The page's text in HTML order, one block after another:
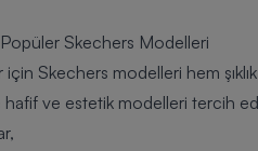
Popüler Skechers Modelleri
için Skechers modelleri hem
hafif ve estetik modelleri tercih